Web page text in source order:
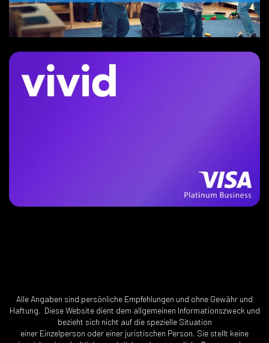
Alle Angaben sind persönliche Empfehlungen und ohne Gewähr und
Haftung. Diese Website dient dem allgemeinen Informationszweck und
bezieht sich nicht auf die spezielle Situation
einer Einzelperson oder einer juristischen Person. Sie stellt keine